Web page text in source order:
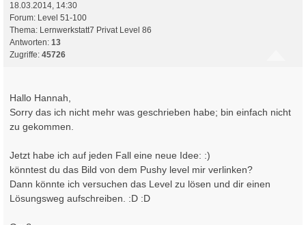
18.03.2014, 14:30
Forum: Level 51-100
Thema: Lernwerkstatt7 Privat Level 86
Antworten: 13
Zugriffe: 45726
Hallo Hannah,
Sorry das ich nicht mehr was geschrieben habe; bin einfach nicht
zu gekommen.
Jetzt habe ich auf jeden Fall eine neue Idee: :)
könntest du das Bild von dem Pushy level mir verlinken?
Dann könnte ich versuchen das Level zu lösen und dir einen
Lösungsweg aufschreiben. :D :D